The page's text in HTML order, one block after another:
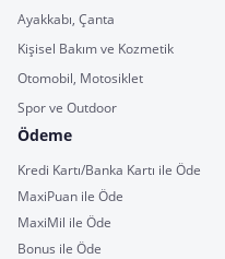
Ayakkabı, Çanta
Kişisel Bakım ve Kozmetik
Otomobil, Motosiklet
Spor ve Outdoor
Ödeme
Kredi Kartı/Banka Kartı ile Öde
MaxiPuan ile Öde
MaxiMil ile Öde
Bonus ile Öde